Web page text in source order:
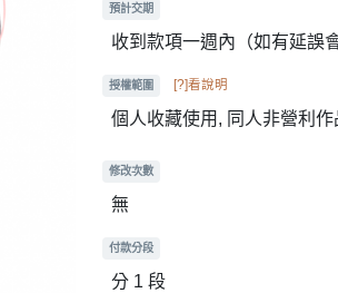
預計交期
收到款項一週內（如有延誤
授權範圍 [?]看說明
個人收藏使用, 同人非營利
修改次數
無
付款分段
分 1 段